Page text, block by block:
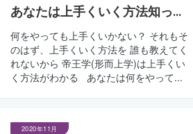
あなたは上手くいく方法知っ...
何をやっても上手くいかない？ それもそ
のはず、上手くいく方法を 誰も教えてく
れないから 帝王学(形而上学)は上手くい
く方法がわかる あなたは何をやって...
2020年11月